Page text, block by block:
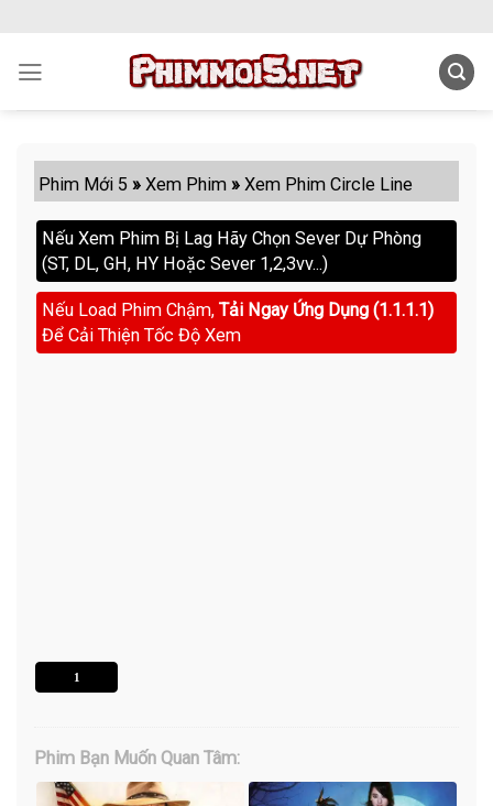
content
Phim Mới 5 »Xem Phim »Xem Phim Circle Line
Nếu Xem Phim Bị Lag Hãy Chọn Sever Dự Phòng
(ST, DL, GH, HY Hoặc Sever 1,2,3vv...)
Nếu Load Phim Chậm, Tải Ngay Ứng Dụng (1.1.1.1)
Để Cải Thiện Tốc Độ Xem
1
Phim Bạn Muốn Quan Tâm: